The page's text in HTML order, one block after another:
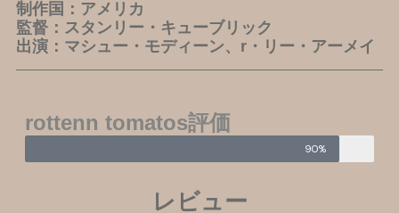
制作国：アメリカ
監督：スタンリー・キューブリック
出演：マシュー・モディーン、r・リー・アーメイ
rottenn tomatos評価
90%
レビュー